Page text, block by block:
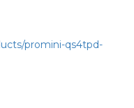
promini-qs4tpd-